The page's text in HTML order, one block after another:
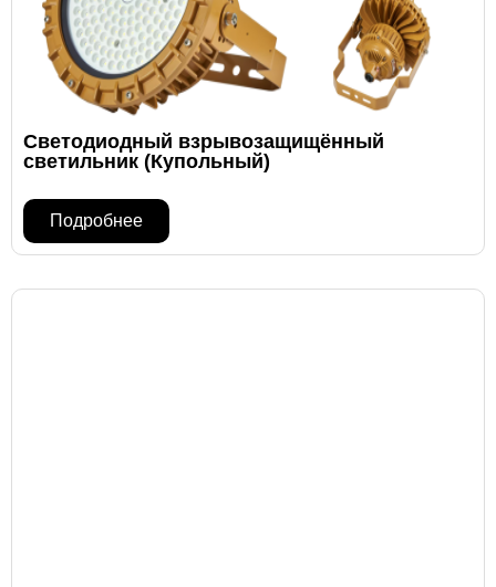
Светодиодный взрывозащищённый
светильник (Купольный)
Подробнее